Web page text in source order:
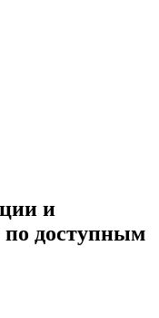
и
по доступным